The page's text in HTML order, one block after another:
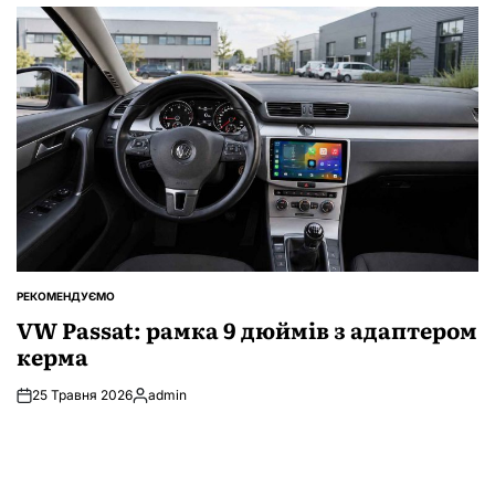
ОПУБЛІКУВАТИ
РЕКОМЕНДУЄМО
VW Passat: рамка 9 дюймів з адаптером
керма
25 Травня 2026Опубліковано
admin